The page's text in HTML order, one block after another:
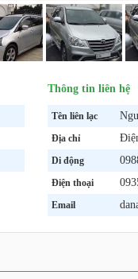
Thông tin liên hệ
Tên liên lạc
Địa chỉ
Di động
Điện thoại
Email